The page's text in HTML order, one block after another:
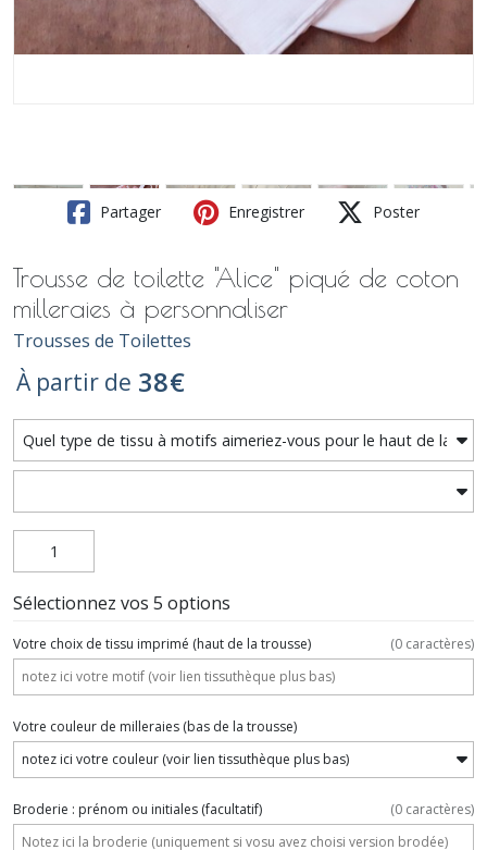
Partager Enregistrer Poster
Trousse de toilette "Alice" piqué de coton
milleraies à personnaliser
Trousses de Toilettes
À partir de 38€
Sélectionnez vos 5 options
Votre choix de tissu imprimé (haut de la trousse) (0 caractères)
Votre couleur de milleraies (bas de la trousse)
Broderie : prénom ou initiales (facultatif) (0 caractères)